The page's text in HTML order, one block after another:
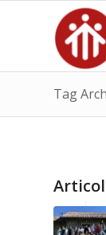
Tag